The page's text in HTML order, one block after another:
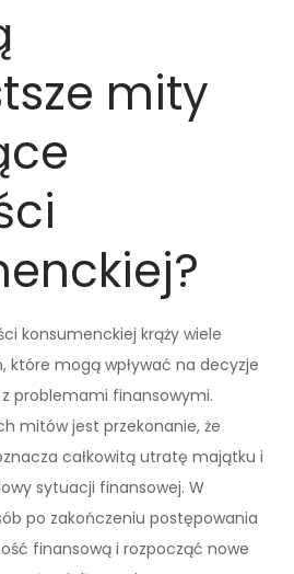
mity
konsumenckiej krąży wiele
które mogą wpływać na decyzje
problemami finansowymi.
mitów jest przekonanie, że
całkowitą utratę majątku i
sytuacji finansowej. W
po zakończeniu postępowania
finansową i rozpocząć nowe